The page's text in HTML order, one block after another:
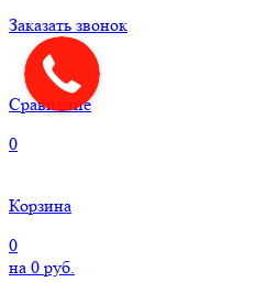
Заказать звонок
Сравнение
0
Корзина
0
на 0 руб.